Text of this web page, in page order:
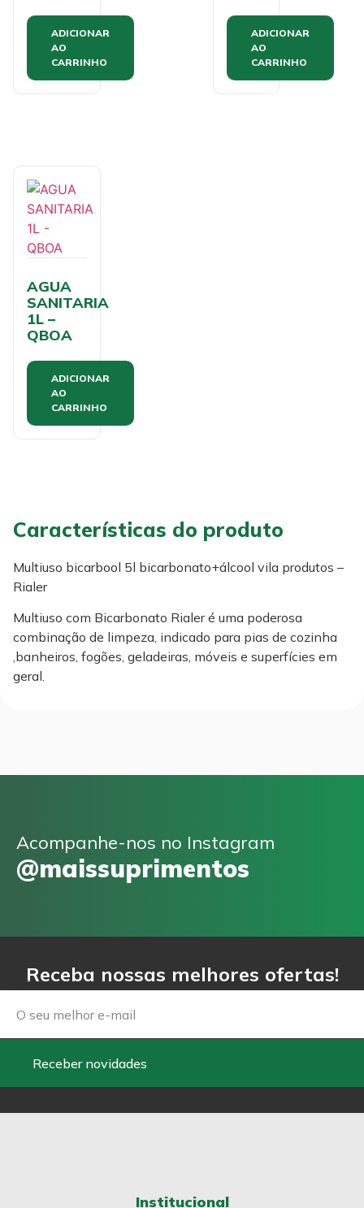
ADICIONAR
AO
CARRINHO
ADICIONAR
AO
CARRINHO
AGUA
SANITARIA
1L –
QBOA
ADICIONAR
AO
CARRINHO
Características do produto
Multiuso bicarbool 5l bicarbonato+álcool vila produtos –
Rialer
Multiuso com Bicarbonato Rialer é uma poderosa
combinação de limpeza, indicado para pias de cozinha
,banheiros, fogões, geladeiras, móveis e superfícies em
geral.
Acompanhe-nos no Instagram
@maissuprimentos
Receba nossas melhores ofertas!
Email
Receber novidades
Institucional